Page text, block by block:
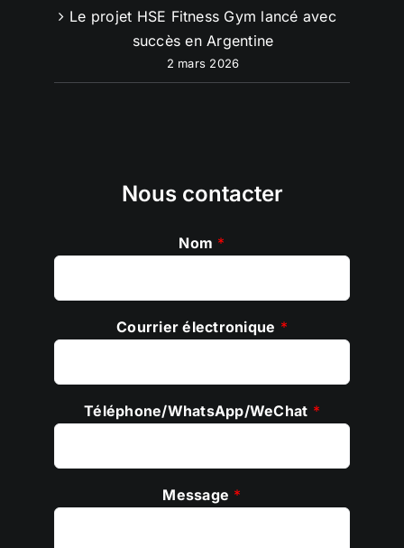
Le projet HSE Fitness Gym lancé avec
succès en Argentine
2 mars 2026
Nous contacter
Nom *
Courrier électronique *
Téléphone/WhatsApp/WeChat *
Message *